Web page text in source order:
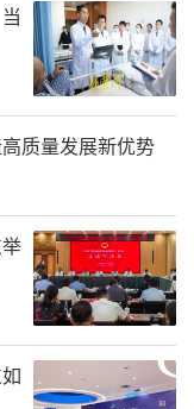
质量发展新优势